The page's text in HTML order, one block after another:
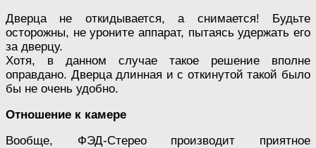
Дверца не откидывается, а снимается! Будьте
осторожны, не уроните аппарат, пытаясь удержать его
за дверцу.
Хотя, в данном случае такое решение вполне
оправдано. Дверца длинная и с откинутой такой было
бы не очень удобно.
Отношение к камере
Вообще, ФЭД-Стерео производит приятное